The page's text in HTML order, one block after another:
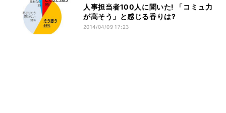
人事担当者100人に聞いた! 「コミュ力
が高そう」と感じる香りは?
2014/04/09 17:23